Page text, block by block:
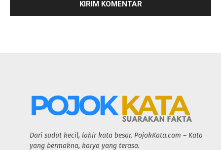
Dari sudut kecil, lahir kata besar. PojokKata.com – Kata
yang bermakna, karya yang terasa.